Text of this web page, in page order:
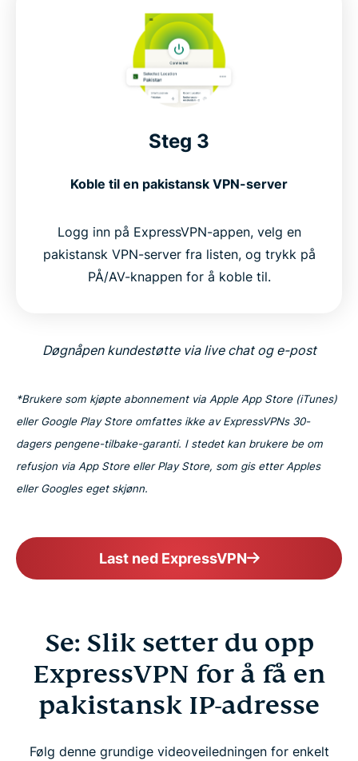
Steg 3
Koble til en pakistansk VPN-server
Logg inn på ExpressVPN-appen, velg en
pakistansk VPN-server fra listen, og trykk på
PÅ/AV-knappen for å koble til.
Døgnåpen kundestøtte via live chat og e-post
*Brukere som kjøpte abonnement via Apple App Store (iTunes)
eller Google Play Store omfattes ikke av ExpressVPNs 30-
dagers pengene-tilbake-garanti. I stedet kan brukere be om
refusjon via App Store eller Play Store, som gis etter Apples
eller Googles eget skjønn.
Last ned ExpressVPN
Se: Slik setter du opp
ExpressVPN for å få en
pakistansk IP-adresse
Følg denne grundige videoveiledningen for enkelt